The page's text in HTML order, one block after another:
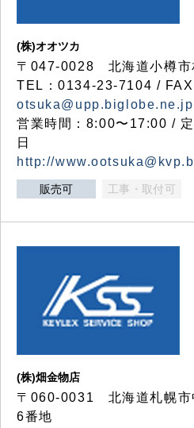
(株)オオツカ
〒047-0028 北海道小樽市
TEL：0134-23-7104 /
otsuka@upp.biglobe.ne.jp
営業時間：8:00〜17:00 /
日
http://
販売可 工事・取付可
(株)畑金物店
〒060-0031 北海道札幌市
6番地